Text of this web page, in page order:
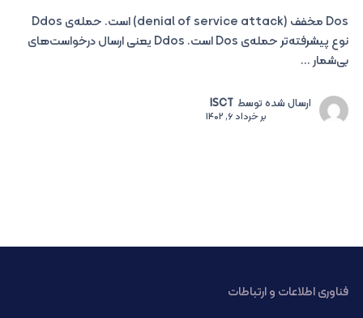
Dos مخفف (denial of service attack) است. حمله‌ی Ddos
نوع پیشرفته‌تر حمله‌ی Dos است. Ddos یعنی ارسال درخواست‌های
بی‌شمار ...
ارسال شده توسط ISCT
برخرداد 6, 1402
فناوری اطلاعات و ارتباطات